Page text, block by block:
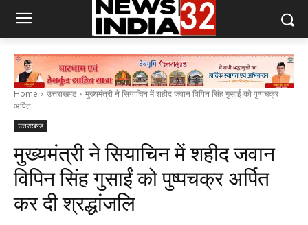
Home उत्तराखण्ड
मुख्यमंत्री ने सियाचिन में शहीद जवान विपिन सिंह गुसाईं को पुष्पचक्र
अर्पित...
उत्तराखण्ड
मुख्यमंत्री ने सियाचिन में शहीद जवान
विपिन सिंह गुसाईं को पुष्पचक्र अर्पित
कर दी श्रद्धांजलि